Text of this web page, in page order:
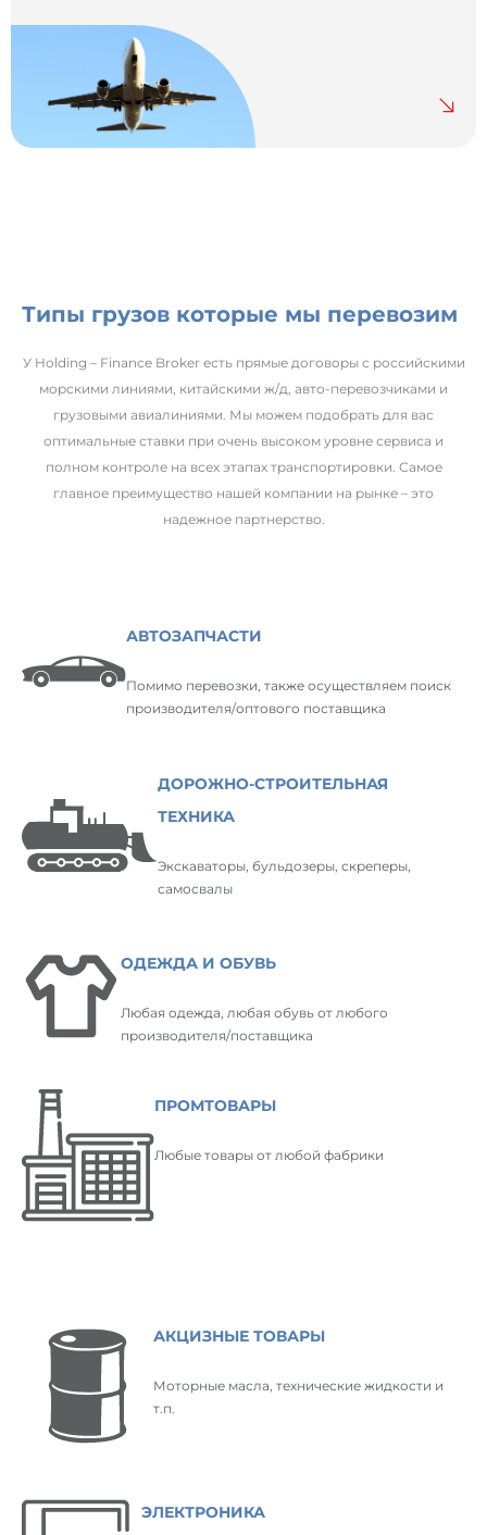
Типы грузов которые мы перевозим
У Holding – Finance Broker есть прямые договоры с российскими
морскими линиями, китайскими ж/д, авто-перевозчиками и
грузовыми авиалиниями. Мы можем подобрать для вас
оптимальные ставки при очень высоком уровне сервиса и
полном контроле на всех этапах транспортировки. Самое
главное преимущество нашей компании на рынке – это
надежное партнерство.
АВТОЗАПЧАСТИ
Помимо перевозки, также осуществляем поиск
производителя/оптового поставщика
ДОРОЖНО-СТРОИТЕЛЬНАЯ
ТЕХНИКА
Экскаваторы, бульдозеры, скреперы,
самосвалы
ОДЕЖДА И ОБУВЬ
Любая одежда, любая обувь от любого
производителя/поставщика
ПРОМТОВАРЫ
Любые товары от любой фабрики
АКЦИЗНЫЕ ТОВАРЫ
Моторные масла, технические жидкости и
т.п.
ЭЛЕКТРОНИКА